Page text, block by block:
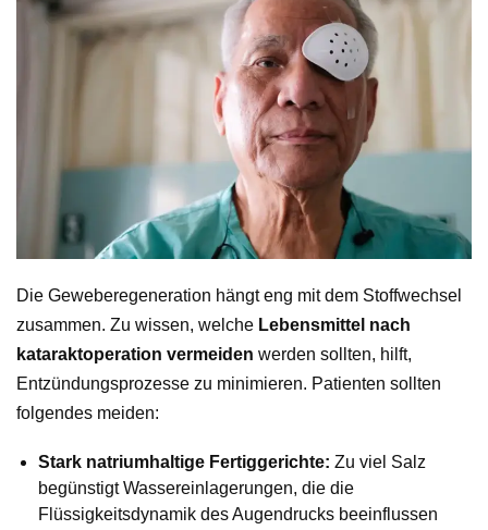
Die Geweberegeneration hängt eng mit dem Stoffwechsel
zusammen. Zu wissen, welche Lebensmittel nach
kataraktoperation vermeiden werden sollten, hilft,
Entzündungsprozesse zu minimieren. Patienten sollten
folgendes meiden:
Stark natriumhaltige Fertiggerichte: Zu viel Salz
begünstigt Wassereinlagerungen, die die
Flüssigkeitsdynamik des Augendrucks beeinflussen